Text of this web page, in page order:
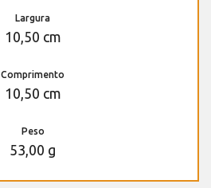
Largura
10,50 cm
Comprimento
10,50 cm
Peso
53,00 g